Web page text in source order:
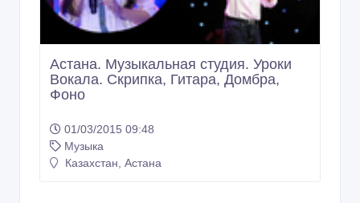
Астана. Музыкальная студия. Уроки
Вокала. Скрипка, Гитара, Домбра,
Фоно
01/03/2015 09:48
Музыка
Казахстан, Астана